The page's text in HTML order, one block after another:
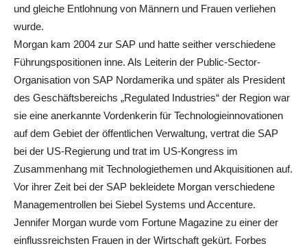
und gleiche Entlohnung von Männern und Frauen verliehen
wurde.
Morgan kam 2004 zur SAP und hatte seither verschiedene
Führungspositionen inne. Als Leiterin der Public-Sector-
Organisation von SAP Nordamerika und später als President
des Geschäftsbereichs „Regulated Industries“ der Region war
sie eine anerkannte Vordenkerin für Technologieinnovationen
auf dem Gebiet der öffentlichen Verwaltung, vertrat die SAP
bei der US-Regierung und trat im US-Kongress im
Zusammenhang mit Technologiethemen und Akquisitionen auf.
Vor ihrer Zeit bei der SAP bekleidete Morgan verschiedene
Managementrollen bei Siebel Systems und Accenture.
Jennifer Morgan wurde vom Fortune Magazine zu einer der
einflussreichsten Frauen in der Wirtschaft gekürt. Forbes